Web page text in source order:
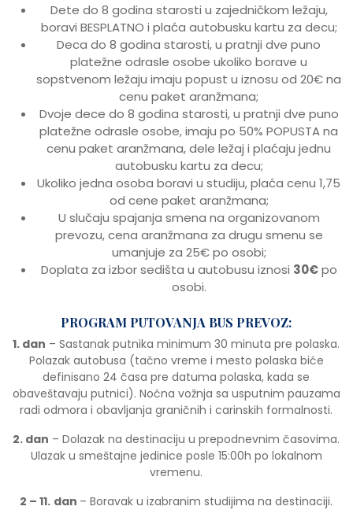
Dete do 8 godina starosti u zajedničkom ležaju,
boravi BESPLATNO i plaća autobusku kartu za decu;
Deca do 8 godina starosti, u pratnji dve puno
platežne odrasle osobe ukoliko borave u
sopstvenom ležaju imaju popust u iznosu od 20€ na
cenu paket aranžmana;
Dvoje dece do 8 godina starosti, u pratnji dve puno
platežne odrasle osobe, imaju po 50% POPUSTA na
cenu paket aranžmana, dele ležaj i plaćaju jednu
autobusku kartu za decu;
Ukoliko jedna osoba boravi u studiju, plaća cenu 1,75
od cene paket aranžmana;
U slučaju spajanja smena na organizovanom
prevozu, cena aranžmana za drugu smenu se
umanjuje za 25€ po osobi;
Doplata za izbor sedišta u autobusu iznosi 30€po
osobi.
PROGRAM PUTOVANJA BUS PREVOZ:
1. dan – Sastanak putnika minimum 30 minuta pre polaska.
Polazak autobusa (tačno vreme i mesto polaska biće
definisano 24 časa pre datuma polaska, kada se
obaveštavaju putnici). Noćna vožnja sa usputnim pauzama
radi odmora i obavljanja graničnih i carinskih formalnosti.
2. dan – Dolazak na destinaciju u prepodnevnim časovima.
Ulazak u smeštajne jedinice posle 15:00h po lokalnom
vremenu.
2 – 11. dan – Boravak u izabranim studijima na destinaciji.